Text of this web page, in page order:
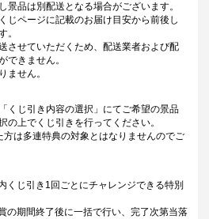
景品は別配送となる場合がございます。
じページに記載のお届け目安から前後し
。
させていただくため、配送業者および配
できません。
ません。
くじ引き内容の選択」にてご希望の景品
の上でくじ引きを行ってください。
は多連特典の対象とはなりませんのでご
くじ引き1回ごとにチャレンジできる特別
の期間終了後に一括で行い、完了次第当落